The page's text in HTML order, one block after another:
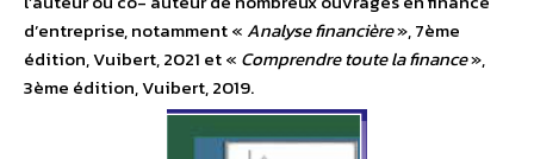
d’entreprise, notamment « Analyse financière», 7ème
édition, Vuibert, 2021 et « Comprendre toute la finance»,
3ème édition, Vuibert, 2019.